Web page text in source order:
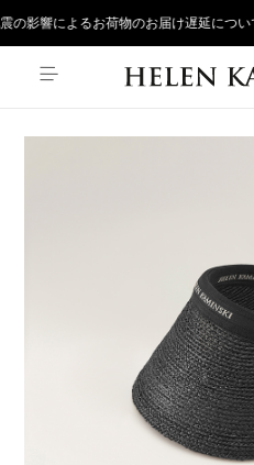
影響によるお荷物のお届け遅延について